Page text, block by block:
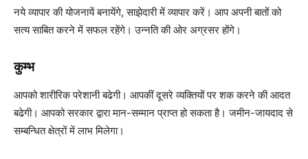
नये व्यापार की योजनायें बनायेंगे, साझेदारी में व्यापार करें। आप अपनी बातों को
सत्य साबित करने में सफल रहेंगे। उन्नति की ओर अग्रसर होंगे।
कुम्भ
आपको शारीरिक परेशानी बढेगी। आपकीं दूसरे व्यक्तियों पर शक करने की आदत
बढेगी। आपको सरकार द्वारा मान-सम्मान प्राप्त हो सकता है। जमीन-जायदाद से
सम्बन्धित क्षेत्रों में लाभ मिलेगा।